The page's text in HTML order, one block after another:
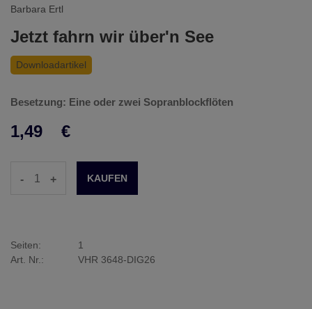
Barbara Ertl
Jetzt fahrn wir über'n See
Downloadartikel
Besetzung: Eine oder zwei Sopranblockflöten
1,49 €
- +
Seiten:
1
Art. Nr.:
VHR 3648-DIG26